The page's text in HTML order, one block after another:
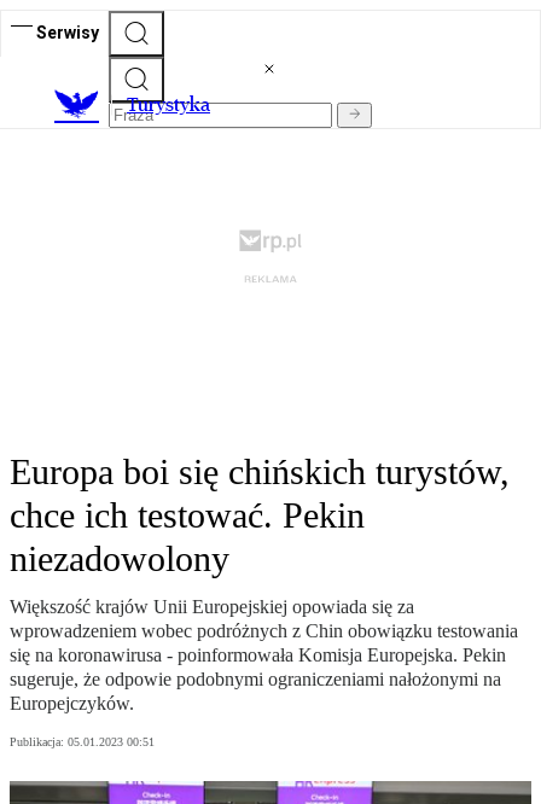
Serwisy
Turystyka
Europa boi się chińskich turystów,
chce ich testować. Pekin
niezadowolony
Większość krajów Unii Europejskiej opowiada się za
wprowadzeniem wobec podróżnych z Chin obowiązku testowania
się na koronawirusa - poinformowała Komisja Europejska. Pekin
sugeruje, że odpowie podobnymi ograniczeniami nałożonymi na
Europejczyków.
Publikacja: 05.01.2023 00:51